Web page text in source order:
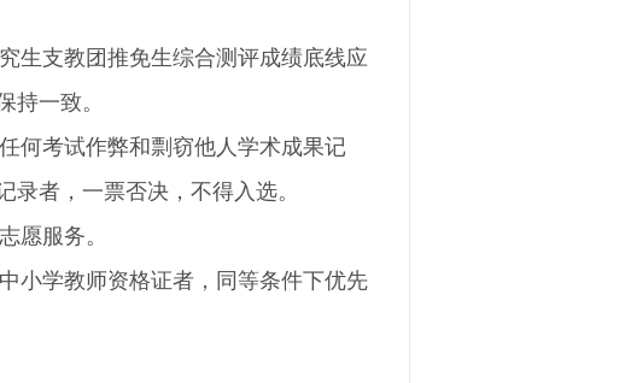
生支教团推免生综合测评成绩底线应
持一致。
何考试作弊和剽窃他人学术成果记
者，一票否决，不得入选。
愿服务。
小学教师资格证者，同等条件下优先